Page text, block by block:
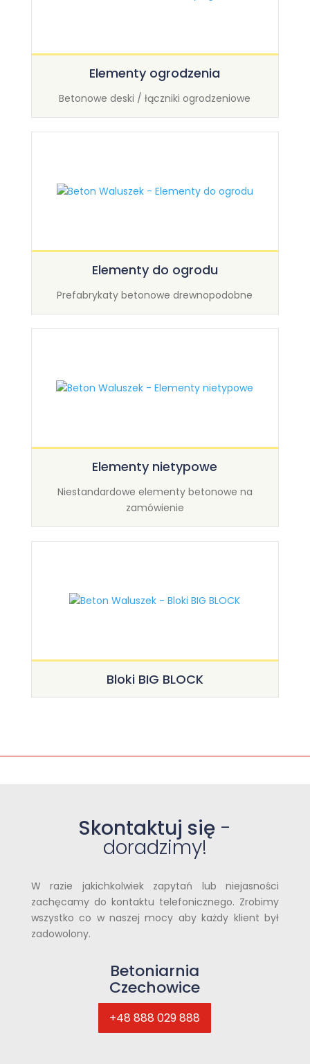
Elementy ogrodzenia
Betonowe deski / łączniki ogrodzeniowe
Elementy do ogrodu
Prefabrykaty betonowe drewnopodobne
Elementy nietypowe
Niestandardowe elementy betonowe na
zamówienie
Bloki BIG BLOCK
Skontaktuj się -
doradzimy!
W razie jakichkolwiek zapytań lub niejasności
zachęcamy do kontaktu telefonicznego. Zrobimy
wszystko co w naszej mocy aby każdy klient był
zadowolony.
Betoniarnia
Czechowice
+48 888 029 888